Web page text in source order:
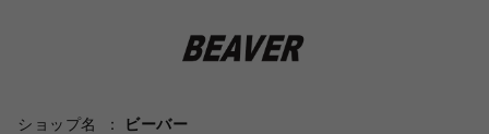
ショップ名
ビーバー